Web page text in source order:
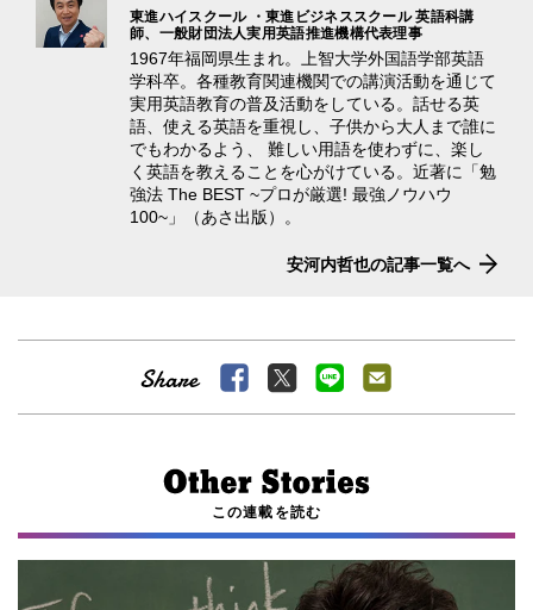
東進ハイスクール ・東進ビジネススクール 英語科講
師、一般財団法人実用英語推進機構代表理事
1967年福岡県生まれ。上智大学外国語学部英語
学科卒。各種教育関連機関での講演活動を通じて
実用英語教育の普及活動をしている。話せる英
語、使える英語を重視し、子供から大人まで誰に
でもわかるよう、 難しい用語を使わずに、楽し
く英語を教えることを心がけている。近著に「勉
強法 The BEST ~プロが厳選! 最強ノウハウ
100~」（あさ出版）。
安河内哲也の記事一覧へ
この連載を読む